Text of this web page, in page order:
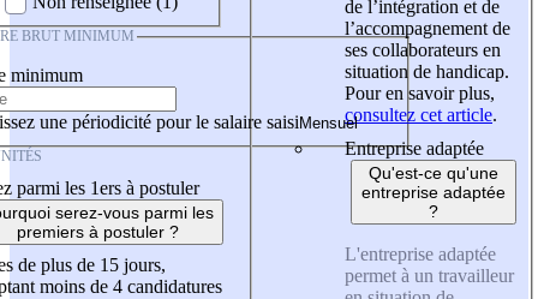
BRUT MINIMUM
minimum
une périodicité pour le salaire saisi
parmi les 1ers à postuler
serez-vous parmi les
premiers à postuler ?
de plus de 15 jours,
moins de 4 candidatures
de l’intégration et de
l’accompagnement de
ses collaborateurs en
situation de handicap.
Pour en savoir plus,
consultez cet article.
Entreprise adaptée
Qu'est-ce qu'une
entreprise adaptée
?
L'entreprise adaptée
permet à un travailleur